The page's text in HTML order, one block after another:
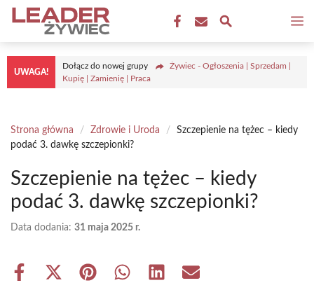
Przejdź
treści
UWAGA!
Dołącz do nowej grupy
Żywiec - Ogłoszenia | Sprzedam |
Kupię | Zamienię | Praca
Strona główna / Zdrowie i Uroda /
Szczepienie na tężec – kiedy
podać 3. dawkę szczepionki?
Szczepienie na tężec – kiedy
podać 3. dawkę szczepionki?
Data dodania: 31 maja 2025 r.
Share
Share Share Share Share Share